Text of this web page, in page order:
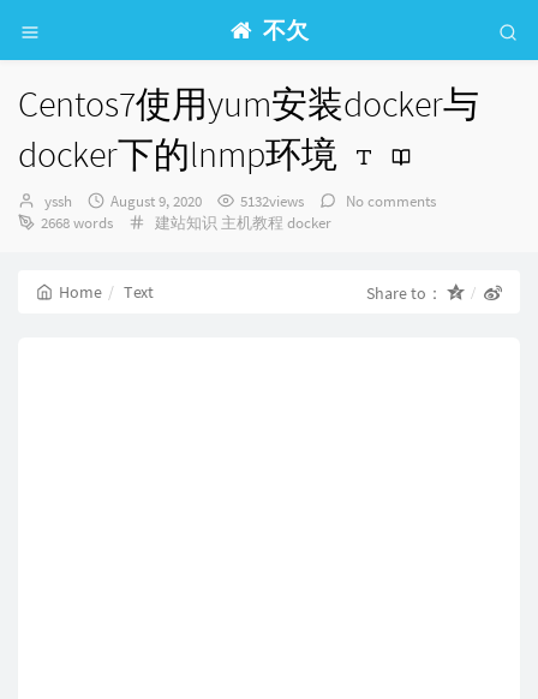
不欠
Centos7使用yum安装docker与
docker下的lnmp环境
Author：
yssh
发
布
August 9, 2020 5132views
No comments
2668 words
Categories：
建站知识 主机教程 docker
Home Text Share to：